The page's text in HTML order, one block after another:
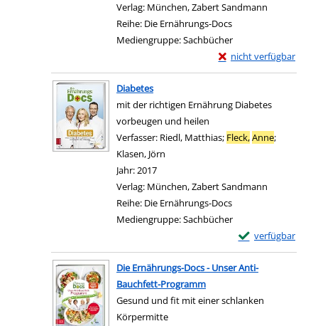
Verlag: München, Zabert Sandmann
Reihe: Die Ernährungs-Docs
Mediengruppe:Sachbücher
nicht verfügbar
Exemplar-Details von
Zum Download von
Diabetes
mit der richtigen Ernährung Diabetes
vorbeugen und heilen
Verfasser: Riedl, Matthias; Fleck,Anne;
Klasen, Jörn
Jahr:2017
Verlag: München, Zabert Sandmann
Reihe: Die Ernährungs-Docs
Mediengruppe:Sachbücher
verfügbar
Exemplar-Details
Zum Download
Die Ernährungs-Docs - Unser Anti-
Bauchfett-Programm
Gesund und fit mit einer schlanken
Körpermitte